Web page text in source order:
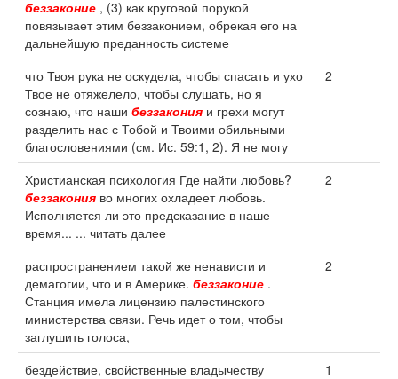
беззаконие , (3) как круговой порукой
повязывает этим беззаконием, обрекая его на
дальнейшую преданность системе
что Твоя рука не оскудела, чтобы спасать и ухо
Твое не отяжелело, чтобы слушать, но я
сознаю, что наши беззакония и грехи могут
разделить нас с Тобой и Твоими обильными
благословениями (см. Ис. 59:1, 2). Я не могу
2
Христианская психология Где найти любовь?
беззакония во многих охладеет любовь.
Исполняется ли это предсказание в наше
время... ... читать далее
2
распространением такой же ненависти и
демагогии, что и в Америке. беззаконие .
Станция имела лицензию палестинского
министерства связи. Речь идет о том, чтобы
заглушить голоса,
2
бездействие, свойственные владычеству
1